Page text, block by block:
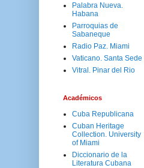
Palabra Nueva.
Habana
Parroquias de
Sabaneque
Radio Paz. Miami
Vaticano. Santa Sede
Vitral. Pinar del Rio
Académicos
Cuba Republicana
Cuban Heritage
Collection. University
of Miami
Diccionario de la
Literatura Cubana